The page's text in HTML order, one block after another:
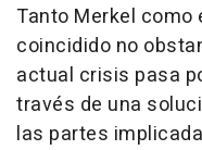
Tanto Merkel
coincidido no
actual crisis pasa
través de una
las partes